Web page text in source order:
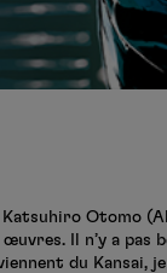
Otomo
Il n’y a pas
du Kansai,